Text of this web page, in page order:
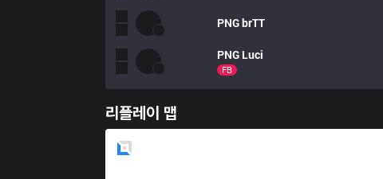
PNGbrTT
PNG Luci
FB
리플레이 맵